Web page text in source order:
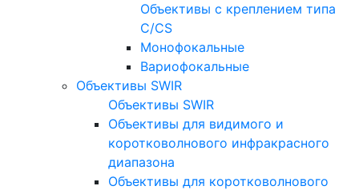
Объективы с креплением типа
C/CS
Монофокальные
Вариофокальные
Объективы SWIR
Объективы SWIR
Объективы для видимого и
коротковолнового инфракрасного
диапазона
Объективы для коротковолнового